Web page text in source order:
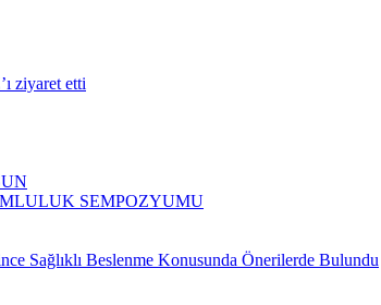
ziyaret etti
SEMPOZYUMU
Sağlıklı Beslenme Konusunda Önerilerde Bulundu